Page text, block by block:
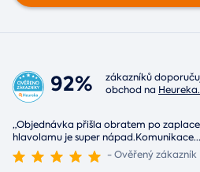
92%
zákazníků
obchod na
„Objednávka přišla obratem po
hlavolamu je super nápad.Komunikace...
- Ověřený zákazník